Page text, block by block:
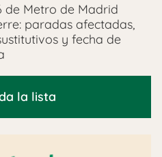
de Metro de Madrid
paradas afectadas,
y fecha de
la lista